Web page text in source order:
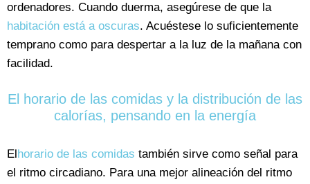
ordenadores. Cuando duerma, asegúrese de que la
habitación está a oscuras. Acuéstese lo suficientemente
temprano como para despertar a la luz de la mañana con
facilidad.
El horario de las comidas y la distribución de las
calorías, pensando en la energía
Elhorario de las comidas también sirve como señal para
el ritmo circadiano. Para una mejor alineación del ritmo